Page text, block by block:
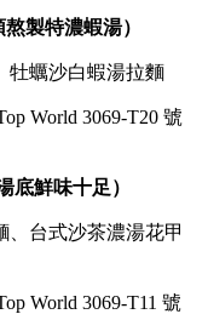
製特濃蝦湯）
牡蠣沙白蝦湯拉麵
World 3069-T20 號
底鮮味十足）
、台式沙茶濃湯花甲
World 3069-T11 號